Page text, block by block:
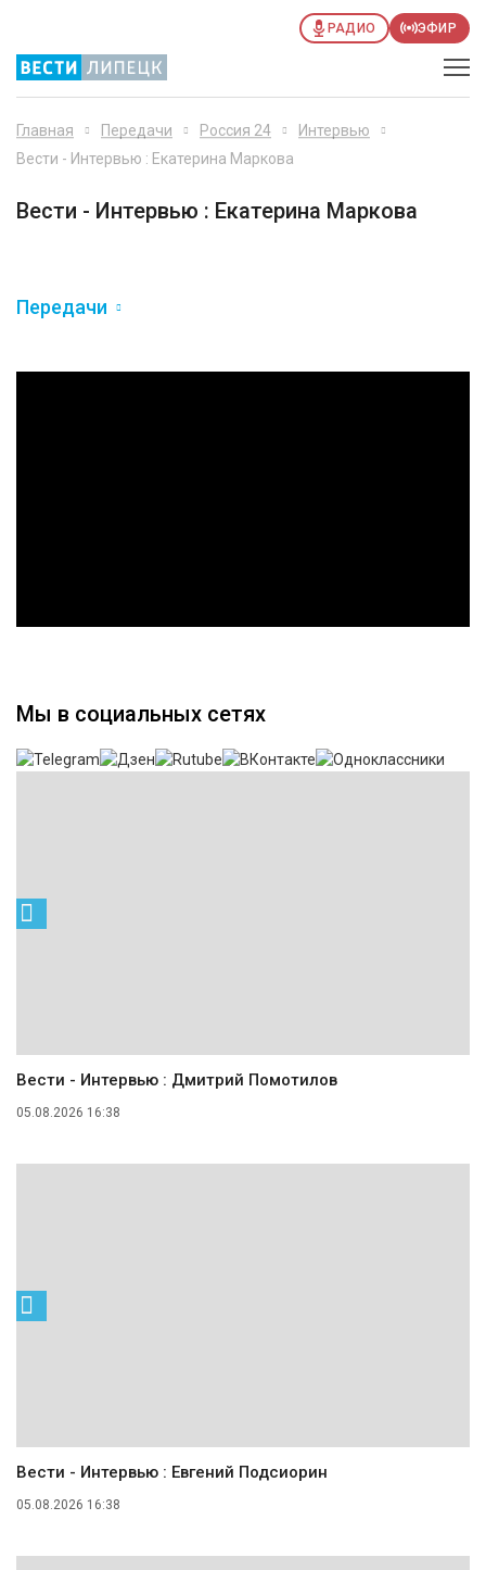
РАДИО ЭФИР
Главная Передачи Россия 24
Интервью
Вести - Интервью : Екатерина Маркова
Вести - Интервью : Екатерина Маркова
Передачи
Мы в социальных сетях
Вести - Интервью : Дмитрий Помотилов
05.08.2026 16:38
Вести - Интервью : Евгений Подсиорин
05.08.2026 16:38